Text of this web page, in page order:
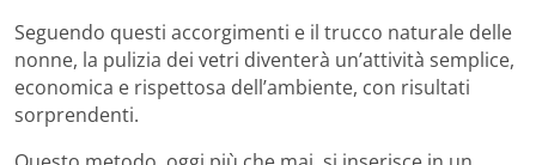
Seguendo questi accorgimenti e il trucco naturale delle
nonne, la pulizia dei vetri diventerà un’attività semplice,
economica e rispettosa dell’ambiente, con risultati
sorprendenti.